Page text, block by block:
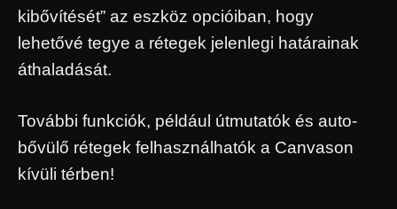
kibővítését” az eszköz opcióiban, hogy
lehetővé tegye a rétegek jelenlegi határainak
áthaladását.
További funkciók, például útmutatók és auto-
bővülő rétegek felhasználhatók a Canvason
kívüli térben!